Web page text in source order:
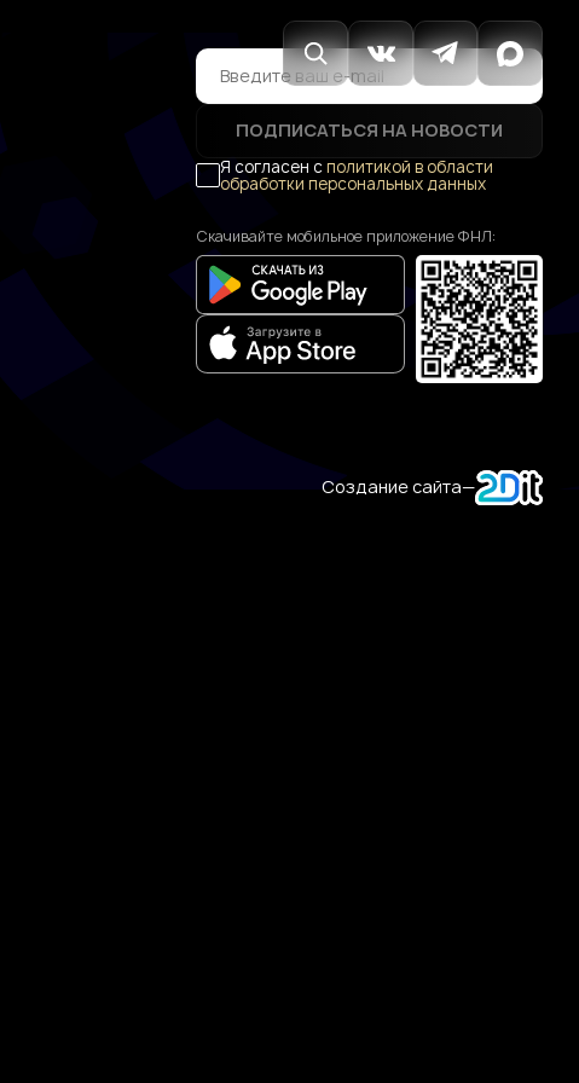
ПОДПИСАТЬСЯ НА НОВОСТИ
Я согласен сполитикой в области
обработки персональных данных
Скачивайте мобильное приложение ФНЛ:
Создание сайта—